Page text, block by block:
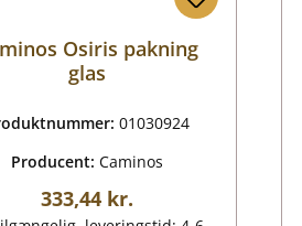
Osiris pakning
glas
01030924
Producent:Caminos
Almindelig pris:
333,44 kr.